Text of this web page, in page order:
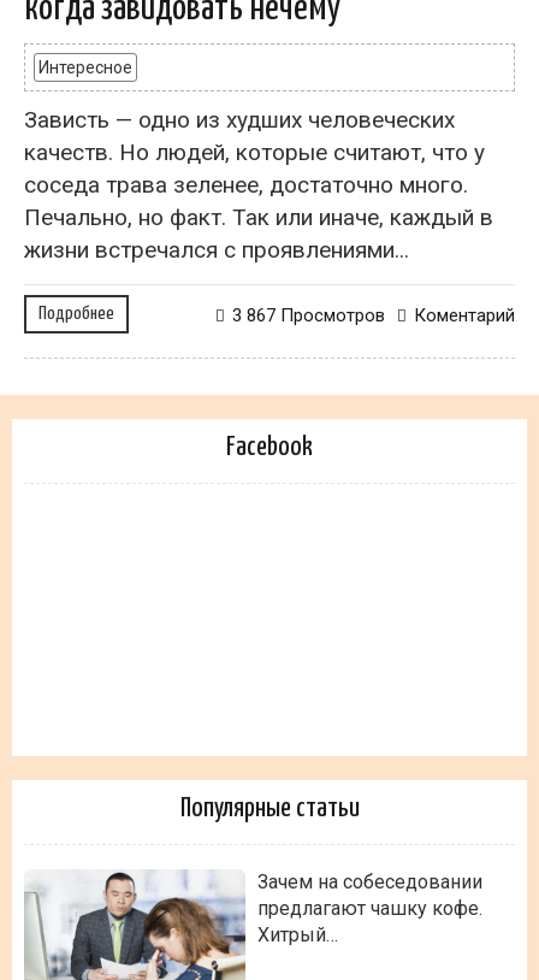
когда завидовать нечему
Интересное
Зависть — одно из худших человеческих
качеств. Но людей, которые считают, что у
соседа трава зеленее, достаточно много.
Печально, но факт. Так или иначе, каждый в
жизни встречался с проявлениями...
Подробнее Коментарий
3 867 Просмотров
Facebook
Популярные статьи
Зачем на собеседовании
предлагают чашку кофе.
Хитрый…